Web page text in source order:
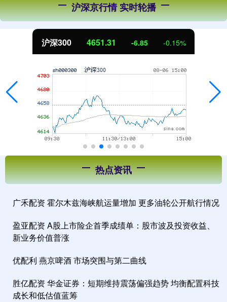
沪深京行情 实时轮播
北证50 1122.88 3.42 0.30%
热点资讯
广禾配资 霍尔木兹海峡航运量增加 更多油轮公开航行情况
盈亚配资 A股上市险企首季成绩单：股市波及投资收益、
新业务价值普涨
优配利 燕京啤酒 市场突围与第二曲线
胜亿配资 华金证券：短期维持震荡偏强趋势 均衡配置科技
成长和低估值蓝筹